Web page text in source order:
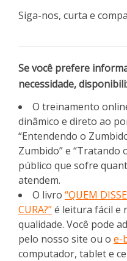
Siga-nos, curta e
Se você prefere
necessidade,
O treinamento
dinâmico e direto ao
“Entendendo o
Zumbido” e “Tratando
público que sofre
atendem.
O livro “QUEM
CURA?”é leitura fácil e
qualidade. Você pode
pelo nosso site ou o e-
computador, tablet e